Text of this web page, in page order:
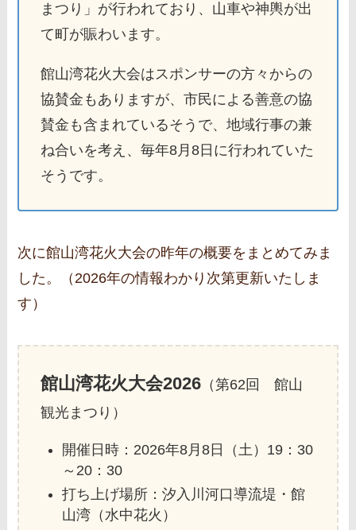
まつり」が行われており、山車や神輿が出
て町が賑わいます。
館山湾花火大会はスポンサーの方々からの
協賛金もありますが、市民による善意の協
賛金も含まれているそうで、地域行事の兼
ね合いを考え、毎年8月8日に行われていた
そうです。
次に館山湾花火大会の昨年の概要をまとめてみま
した。（2026年の情報わかり次第更新いたしま
す）
館山湾花火大会2026 （第62回 館山
観光まつり）
開催日時：2026年8月8日（土）19：30
～20：30
打ち上げ場所：汐入川河口導流堤・館
山湾（水中花火）